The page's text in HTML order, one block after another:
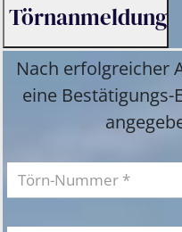
Törnanmeldung
Nach erfolgreicher
eine Bestätigungs-